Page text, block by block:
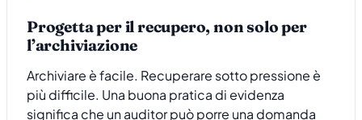
Progetta per il recupero, non solo per
l’archiviazione
Archiviare è facile. Recuperare sotto pressione è
più difficile. Una buona pratica di evidenza
significa che un auditor può porre una domanda